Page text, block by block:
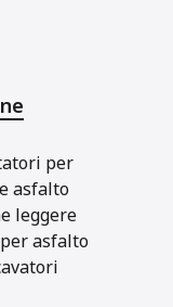
per
asfalto
leggere
asfalto